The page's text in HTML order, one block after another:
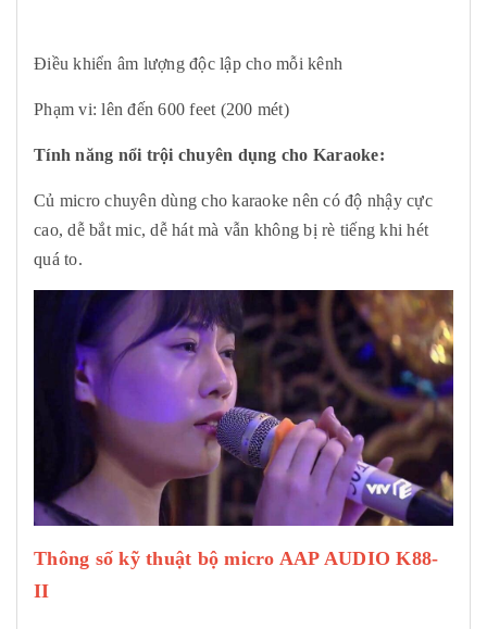
Điều khiển âm lượng độc lập cho mỗi kênh
Phạm vi: lên đến 600 feet (200 mét)
Tính năng nổi trội chuyên dụng cho Karaoke:
Củ micro chuyên dùng cho karaoke nên có độ nhậy cực
cao, dễ bắt mic, dễ hát mà vẫn không bị rè tiếng khi hét
quá to.
Thông số kỹ thuật bộ micro AAP AUDIO K88-
II